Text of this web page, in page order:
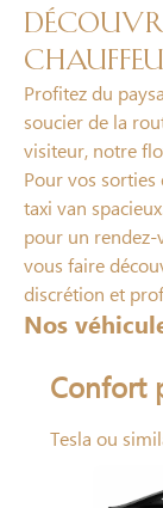
Profitez du
soucier de la
visiteur, notre
Pour vos
taxi van
pour un rendez-
vous faire
discrétion et
Nos
Confort
Tesla ou